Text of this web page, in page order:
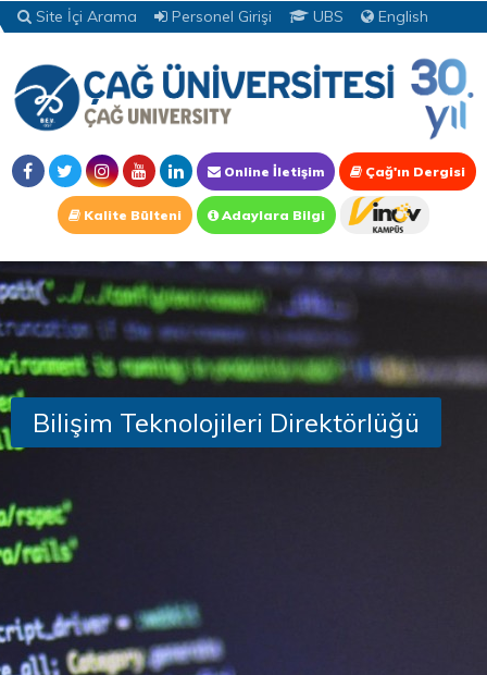
Site İçi Arama Personel Girişi UBS English
Online İletişim Çağ'ın Dergisi
Kalite Bülteni Adaylara Bilgi
Bilişim Teknolojileri Direktörlüğü